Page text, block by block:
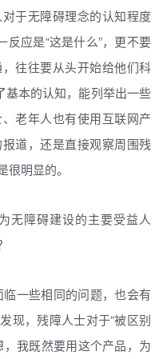
于无障碍理念的认知程度
反应是“这是什么”，更不要
往往要从头开始给他们科
基本的认知，能列举出一些
老年人也有使用互联网产
道，还是直接观察周围残
明显的。
无障碍建设的主要受益人
一些相同的问题，也会有
现，残障人士对于“被区别
我既然要用这个产品，为